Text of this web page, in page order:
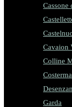
Cassone
Cavaion
Colline
Garda